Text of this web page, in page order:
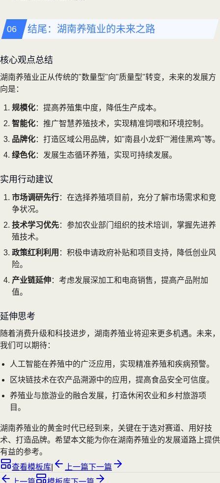
结尾：湖南养殖业的未来之路
核心观点总结
湖南养殖业正从传统的"数量型"向"质量型"转变，未来的发展方
向是：
规模化：提高养殖集中度，降低生产成本。
智能化：推广智慧养殖技术，实现精准饲喂和环境控制。
品牌化：打造区域公用品牌，如"南县小龙虾""湘佳黑鸡"等。
绿色化：发展生态循环养殖，实现可持续发展。
实用行动建议
市场调研先行：在选择养殖项目前，充分了解市场需求和竞
争状况。
技术学习优先：参加农业部门组织的技术培训，掌握先进养
殖技术。
政策红利利用 ：积极申请政府补贴和项目支持，降低创业风
险。
产业链延伸：考虑发展深加工和电商销售，提高产品附加
值。
延伸思考
随着消费升级和科技进步，湖南养殖业将迎来更多机遇。未来，
我们可以期待：
人工智能在养殖中的广泛应用，实现精准养殖和疾病预警。
区块链技术在农产品溯源中的应用，提高食品安全可信度。
养殖业与旅游业的融合发展，打造休闲农业和乡村旅游项
目。
湖南养殖业的黄金时代已经到来，关键在于选对赛道、用好技
术、打造品牌。希望本文能为你在湖南养殖业的发展道路上提供
有益的参考。
查看模板库
上一篇下一篇